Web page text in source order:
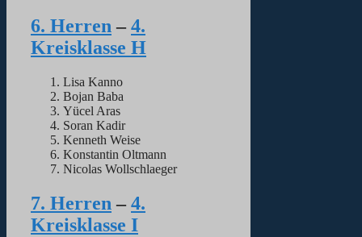
6. Herren–4.
Kreisklasse H
Lisa Kanno
Bojan Baba
Yücel Aras
Soran Kadir
Kenneth Weise
Konstantin Oltmann
Nicolas Wollschlaeger
7. Herren –4.
Kreisklasse I